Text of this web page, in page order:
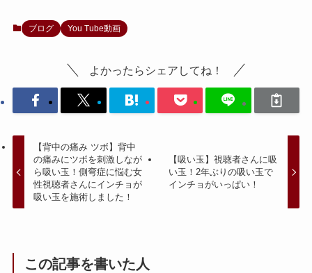
ブログ You Tube動画
よかったらシェアしてね！
【背中の痛み ツボ】背中
の痛みにツボを刺激しなが
ら吸い玉！側弯症に悩む女
性視聴者さんにインチョが
吸い玉を施術しました！
【吸い玉】視聴者さんに吸
い玉！2年ぶりの吸い玉で
インチョがいっぱい！
この記事を書いた人